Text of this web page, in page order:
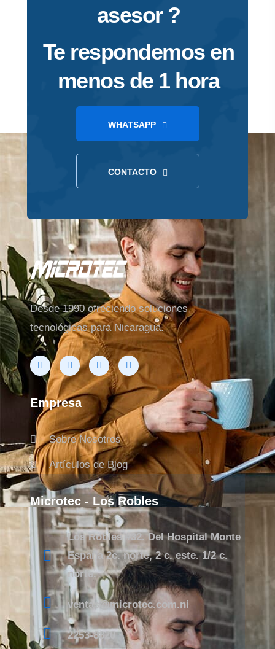
asesor ?
Te respondemos en
menos de 1 hora
WHATSAPP
CONTACTO
Desde 1990 ofreciendo soluciones
tecnológicas para Nicaragua.
Empresa
Sobre Nosotros
Artículos de Blog
Microtec - Los Robles
Los Robles #32. Del Hospital Monte
España 2c. norte, 2 c. este. 1/2 c.
norte.
ventas@microtec.com.ni
2253-8820